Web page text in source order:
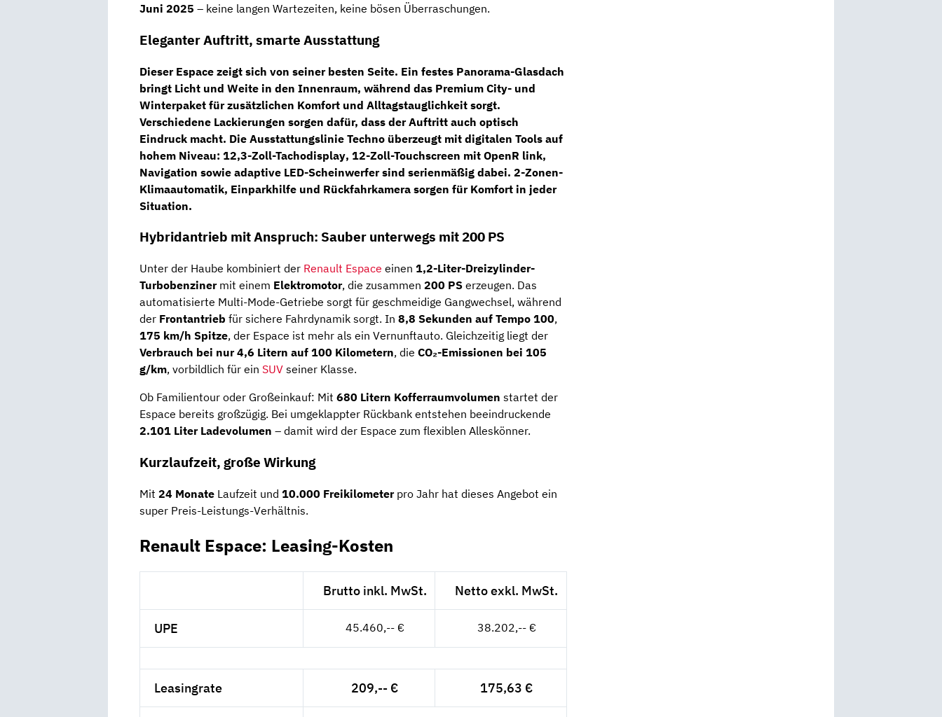
Juni 2025 – keine langen Wartezeiten, keine bösen Überraschungen.
Eleganter Auftritt, smarte Ausstattung
Dieser Espace zeigt sich von seiner besten Seite. Ein festes Panorama-Glasdach
bringt Licht und Weite in den Innenraum, während das Premium City- und
Winterpaket für zusätzlichen Komfort und Alltagstauglichkeit sorgt.
Verschiedene Lackierungen sorgen dafür, dass der Auftritt auch optisch
Eindruck macht. Die Ausstattungslinie Techno überzeugt mit digitalen Tools auf
hohem Niveau: 12,3-Zoll-Tachodisplay, 12-Zoll-Touchscreen mit OpenR link,
Navigation sowie adaptive LED-Scheinwerfersind serienmäßig dabei. 2-Zonen-
Klimaautomatik, Einparkhilfe und Rückfahrkamera sorgen für Komfort in jeder
Situation.
Hybridantrieb mit Anspruch: Sauber unterwegs mit 200 PS
Unter der Haube kombiniert der Renault Espace einen 1,2-Liter-Dreizylinder-
Turbobenzinermit einem Elektromotor, die zusammen 200 PS erzeugen. Das
automatisierte Multi-Mode-Getriebe sorgt für geschmeidige Gangwechsel, während
der Frontantrieb für sichere Fahrdynamik sorgt. In 8,8 Sekunden auf Tempo 100,
175 km/h Spitze, der Espace ist mehr als ein Vernunftauto. Gleichzeitig liegt der
Verbrauch bei nur 4,6 Litern auf 100 Kilometern, die CO₂-Emissionen bei 105
g/km, vorbildlich für ein SUV seiner Klasse.
Ob Familientour oder Großeinkauf: Mit 680 Litern Kofferraumvolumen startet der
Espace bereits großzügig. Bei umgeklappter Rückbank entstehen beeindruckende
2.101 Liter Ladevolumen – damit wird der Espace zum flexiblen Alleskönner.
Kurzlaufzeit, große Wirkung
Mit 24 Monate Laufzeit und 10.000 Freikilometerpro Jahr hat dieses Angebot ein
super Preis-Leistungs-Verhältnis.
Renault Espace: Leasing-Kosten
Brutto inkl. MwSt. Netto exkl. MwSt.
UPE 45.460,-- € 38.202,-- €
Leasingrate 209,-- € 175,63 €